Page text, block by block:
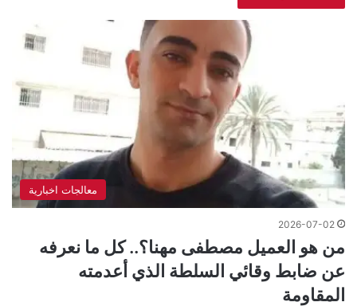
معالجات اخبارية
2026-07-02
من هو العميل مصطفى مهنا؟.. كل ما نعرفه
عن ضابط وقائي السلطة الذي أعدمته
المقاومة